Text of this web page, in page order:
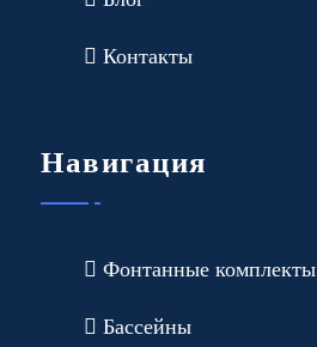
Контакты
Навигация
Фонтанные комплекты
Бассейны